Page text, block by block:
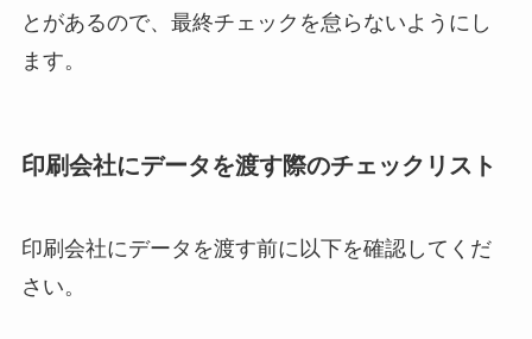
とがあるので、最終チェックを怠らないようにし
ます。
印刷会社にデータを渡す際のチェックリスト
印刷会社にデータを渡す前に以下を確認してくだ
さい。